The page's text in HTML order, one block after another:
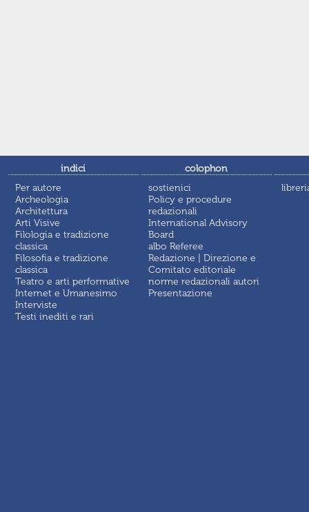
indici
Per autore
Archeologia
Architettura
Arti Visive
Filologia e tradizione
classica
Filosofia e tradizione
classica
Teatro e arti performative
Internet e Umanesimo
Interviste
Testi inediti e rari
colophon
sostienici
Policy e procedure
redazionali
International Advisory
Board
albo Referee
Redazione | Direzione e
Comitato editoriale
norme redazionali autori
Presentazione